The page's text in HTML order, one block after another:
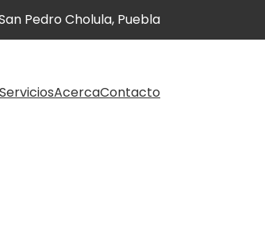
Pedro Cholula, Puebla
ServiciosAcercaContacto